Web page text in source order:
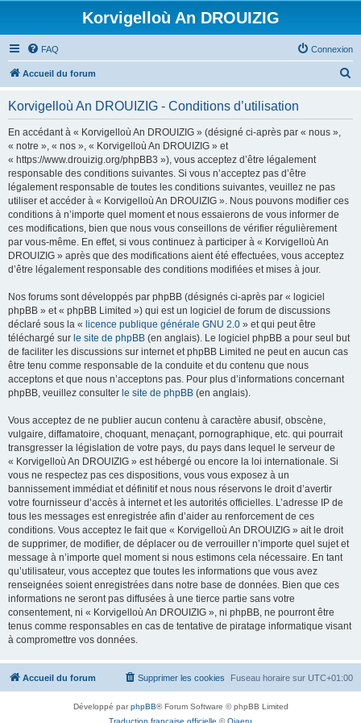
Korvigelloù An DROUIZIG
FAQ Connexion
Accueil du forum
Korvigelloù An DROUIZIG - Conditions d’utilisation
En accédant à « Korvigelloù An DROUIZIG » (désigné ci-après par « nous »,
« notre », « nos », « Korvigelloù An DROUIZIG » et
« https://www.drouizig.org/phpBB3 »), vous acceptez d’être légalement
responsable des conditions suivantes. Si vous n’acceptez pas d’être
légalement responsable de toutes les conditions suivantes, veuillez ne pas
utiliser et accéder à « Korvigelloù An DROUIZIG ». Nous pouvons modifier ces
conditions à n’importe quel moment et nous essaierons de vous informer de
ces modifications, bien que nous vous conseillons de vérifier régulièrement
par vous-même. En effet, si vous continuez à participer à « Korvigelloù An
DROUIZIG » après que des modifications aient été effectuées, vous acceptez
d’être légalement responsable des conditions modifiées et mises à jour.
Nos forums sont développés par phpBB (désignés ci-après par « logiciel
phpBB » et « phpBB Limited ») qui est un logiciel de forum de discussions
déclaré sous la « licence publique générale GNU 2.0 » et qui peut être
téléchargé sur le site de phpBB (en anglais). Le logiciel phpBB a pour seul but
de faciliter les discussions sur internet et phpBB Limited ne peut en aucun cas
être tenu comme responsable de la conduite et du contenu que nous
acceptons et que nous n’acceptons pas. Pour plus d’informations concernant
phpBB, veuillez consulter le site de phpBB (en anglais).
Vous acceptez de ne publier aucun contenu à caractère abusif, obscène,
vulgaire, diffamatoire, choquant, menaçant, pornographique, etc. qui pourrait
transgresser la législation de votre pays, du pays dans lequel le serveur de
« Korvigelloù An DROUIZIG » est hébergé ou encore la loi internationale. Si
vous ne respectez pas ces dispositions, vous vous exposez à un
bannissement immédiat et définitif et nous nous réservons le droit d’avertir
votre fournisseur d’accès à internet et les autorités officielles. L’adresse IP de
tous les messages est enregistrée afin d’aider au renforcement de ces
conditions. Vous acceptez le fait que « Korvigelloù An DROUIZIG » ait le droit
de supprimer, de modifier, de déplacer ou de verrouiller n’importe quel sujet et
message à n’importe quel moment si nous estimons cela nécessaire. En tant
qu’utilisateur, vous acceptez que toutes les informations que vous avez
renseignées soient enregistrées dans notre base de données. Bien que ces
informations ne seront pas diffusées à une tierce partie sans votre
consentement, ni « Korvigelloù An DROUIZIG », ni phpBB, ne pourront être
tenus comme responsables en cas de tentative de piratage informatique visant
à compromettre vos données.
Accueil du forum Fuseau horaire sur UTC+01:00
Supprimer les cookies
Développé parphpBB® Forum Software © phpBB Limited
Traduction française officielle ©Qiaeru